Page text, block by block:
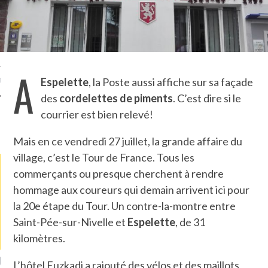
ARCACHON
FOURRÉ AUX UNE MOUETTE SUR LA TÊTE
A Espelette, la Poste aussi affiche sur sa façade
des cordelettes de piments. C’est dire si le
courrier est bien relevé!
Mais en ce vendredi 27 juillet, la grande affaire du
village, c’est le Tour de France. Tous les
commerçants ou presque cherchent à rendre
hommage aux coureurs qui demain arrivent ici pour
la 20e étape du Tour. Un contre-la-montre entre
Saint-Pée-sur-Nivelle et Espelette, de 31
kilomètres.
L’hôtel Euzkadi a rajouté des vélos et des maillots